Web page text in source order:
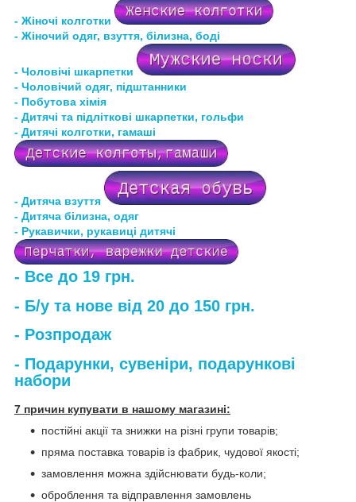
- Жіночі колготки
- Жіночий одяг, взуття, білизна, боді
- Чоловічі шкарпетки
- Чоловічий одяг, підштанники
- Побутова хімія
- Дитячі та підліткові шкарпетки, гольфи
- Дитячі колготки, гамаші
- Дитяча взуття
- Дитяча білизна, одяг
- Рукавички, рукавиці дитячі
- Все до 19 грн.
- Б/у та нове від 20 до 150 грн.
- Розпродаж
- Подарунки, сувеніри, подарункові
набори
7 причин купувати в нашому магазині:
постійні акції та знижки на різні групи товарів;
пряма поставка товарів із фабрик, чудової якості;
замовлення можна здійснювати будь-коли;
оброблення та відправлення замовлень